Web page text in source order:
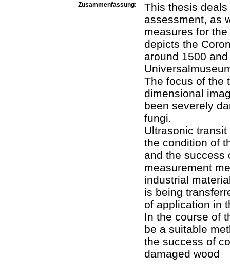
Zusammenfassung:
This thesis
assessment, as
measures for
depicts the
around 1500
The focus of the
dimensional
been severely
fungi.
Ultrasonic
the condition of
and the success
measurement
industrial
is being
of application in
In the course of
be a suitable
the success of
damaged wood